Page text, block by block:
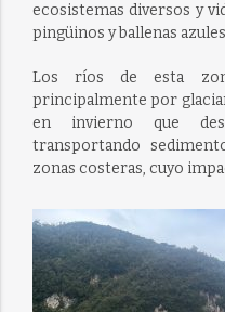
ecosistemas diversos y
pingüinos y ballenas
Los ríos de esta
principalmente por
en invierno que
transportando
zonas costeras, cuyo